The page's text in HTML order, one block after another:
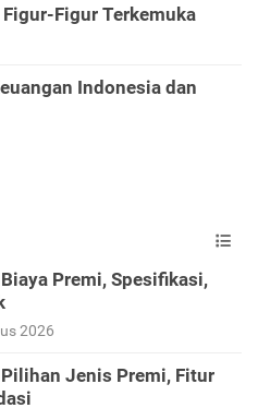
Figur Terkemuka
Indonesia dan
Premi, Spesifikasi,
2026
Jenis Premi, Fitur